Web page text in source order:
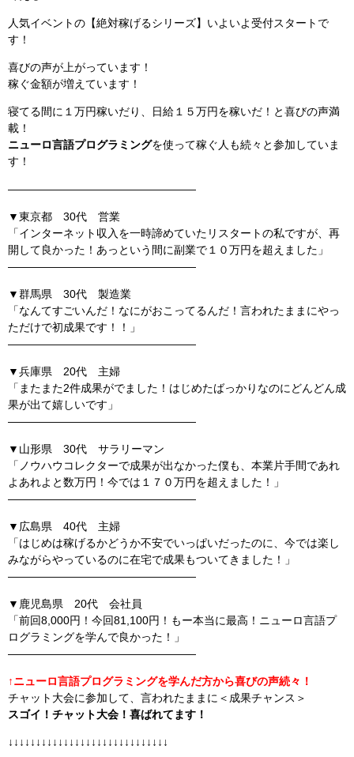
人気イベントの【絶対稼げるシリーズ】いよいよ受付スタートで
す！
喜びの声が上がっています！
稼ぐ金額が増えています！
寝てる間に１万円稼いだり、日給１５万円を稼いだ！と喜びの声満
載！
ニューロ言語プログラミングを使って稼ぐ人も続々と参加していま
す！
—————————————————
▼東京都 30代 営業
「インターネット収入を一時諦めていたリスタートの私ですが、再
開して良かった！あっという間に副業で１０万円を超えました」
—————————————————
▼群馬県 30代 製造業
「なんてすごいんだ！なにがおこってるんだ！言われたままにやっ
ただけで初成果です！！」
—————————————————
▼兵庫県 20代 主婦
「またまた2件成果がでました！はじめたばっかりなのにどんどん成
果が出て嬉しいです」
—————————————————
▼山形県 30代 サラリーマン
「ノウハウコレクターで成果が出なかった僕も、本業片手間であれ
よあれよと数万円！今では１７０万円を超えました！」
—————————————————
▼広島県 40代 主婦
「はじめは稼げるかどうか不安でいっぱいだったのに、今では楽し
みながらやっているのに在宅で成果もついてきました！」
—————————————————
▼鹿児島県 20代 会社員
「前回8,000円！今回81,100円！もー本当に最高！ニューロ言語プ
ログラミングを学んで良かった！」
—————————————————
↑ニューロ言語プログラミングを学んだ方から喜びの声続々！
チャット大会に参加して、言われたままに＜成果チャンス＞
スゴイ！チャット大会！喜ばれてます！
↓↓↓↓↓↓↓↓↓↓↓↓↓↓↓↓↓↓↓↓↓↓↓↓↓↓↓↓↓